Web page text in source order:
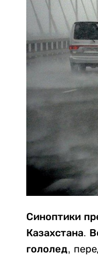
Синоптики
Казахстана.
гололед,